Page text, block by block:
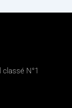
classé N°1